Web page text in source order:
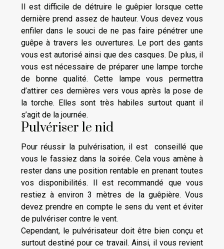
Il est difficile de détruire le guêpier lorsque cette
dernière prend assez de hauteur. Vous devez vous
enfiler dans le souci de ne pas faire pénétrer une
guêpe à travers les ouvertures. Le port des gants
vous est autorisé ainsi que des casques. De plus, il
vous est nécessaire de préparer une lampe torche
de bonne qualité. Cette lampe vous permettra
d’attirer ces dernières vers vous après la pose de
la torche. Elles sont très habiles surtout quant il
s’agit de la journée.
Pulvériser le nid
Pour réussir la pulvérisation, il est conseillé que
vous le fassiez dans la soirée. Cela vous amène à
rester dans une position rentable en prenant toutes
vos disponibilités. Il est recommandé que vous
restiez à environ 3 mètres de la guêpière. Vous
devez prendre en compte le sens du vent et éviter
de pulvériser contre le vent.
Cependant, le pulvérisateur doit être bien conçu et
surtout destiné pour ce travail. Ainsi, il vous revient